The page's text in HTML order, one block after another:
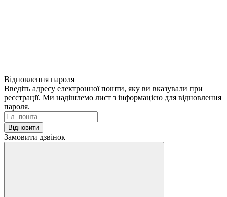
Відновлення пароля
Введіть адресу електронної пошти, яку ви вказували при
реєстрації. Ми надішлемо лист з інформацією для відновлення
пароля.
Відновити
Замовити дзвінок